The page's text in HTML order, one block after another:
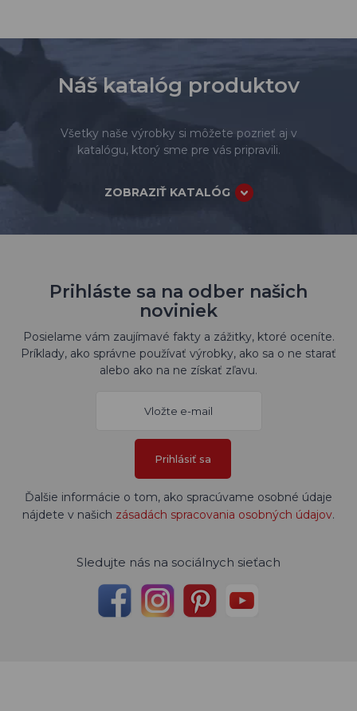
Náš katalóg produktov
Všetky naše výrobky si môžete pozrieť aj v
katalógu, ktorý sme pre vás pripravili.
ZOBRAZIŤ KATALÓG
Prihláste sa na odber našich
noviniek
Posielame vám zaujímavé fakty a zážitky, ktoré oceníte.
Príklady, ako správne používať výrobky, ako sa o ne starať
alebo ako na ne získať zľavu.
Prihlásiť sa
Ďalšie informácie o tom, ako spracúvame osobné údaje
nájdete v našich zásadách spracovania osobných údajov.
Sledujte nás na sociálnych sieťach